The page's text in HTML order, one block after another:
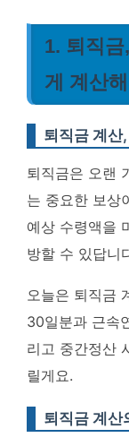
1. 퇴직
게 계산
퇴직금 계산
퇴직금은 오랜
는 중요한 보상
예상 수령액을
방할 수 있답니
오늘은 퇴직금
30일분과 근속
리고 중간정산
릴게요.
퇴직금 계산